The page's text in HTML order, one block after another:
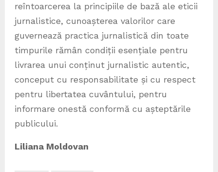
reîntoarcerea la principiile de bază ale eticii
jurnalistice, cunoașterea valorilor care
guvernează practica jurnalistică din toate
timpurile rămân condiții esențiale pentru
livrarea unui conținut jurnalistic autentic,
conceput cu responsabilitate și cu respect
pentru libertatea cuvântului, pentru
informare onestă conformă cu așteptările
publicului.
Liliana Moldovan